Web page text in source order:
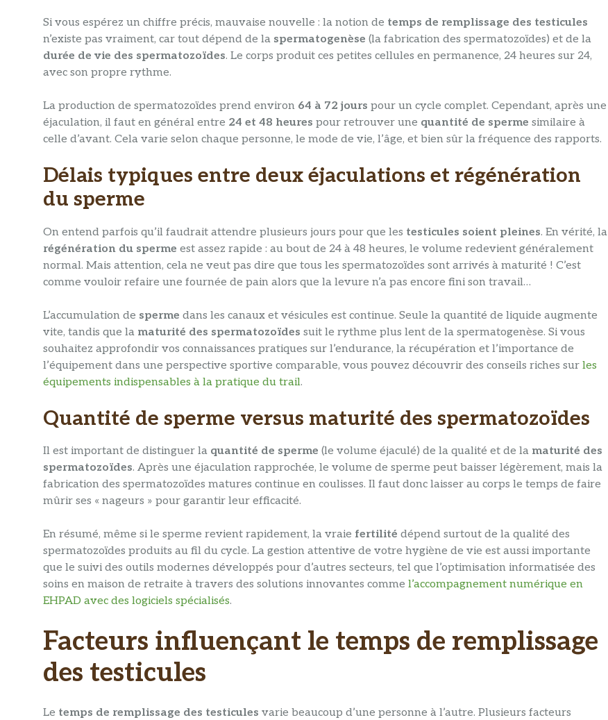
Si vous espérez un chiffre précis, mauvaise nouvelle : la notion de temps de remplissage des testicules
n’existe pas vraiment, car tout dépend de la spermatogenèse (la fabrication des spermatozoïdes) et de la
durée de vie des spermatozoïdes. Le corps produit ces petites cellules en permanence, 24 heures sur 24,
avec son propre rythme.
La production de spermatozoïdes prend environ 64 à 72 jours pour un cycle complet. Cependant, après une
éjaculation, il faut en général entre 24 et 48 heures pour retrouver une quantité de sperme similaire à
celle d’avant. Cela varie selon chaque personne, le mode de vie, l’âge, et bien sûr la fréquence des rapports.
Délais typiques entre deux éjaculations et régénération
du sperme
On entend parfois qu’il faudrait attendre plusieurs jours pour que les testicules soient pleines. En vérité, la
régénération du sperme est assez rapide : au bout de 24 à 48 heures, le volume redevient généralement
normal. Mais attention, cela ne veut pas dire que tous les spermatozoïdes sont arrivés à maturité ! C’est
comme vouloir refaire une fournée de pain alors que la levure n’a pas encore fini son travail…
L’accumulation de sperme dans les canaux et vésicules est continue. Seule la quantité de liquide augmente
vite, tandis que la maturité des spermatozoïdes suit le rythme plus lent de la spermatogenèse. Si vous
souhaitez approfondir vos connaissances pratiques sur l’endurance, la récupération et l’importance de
l’équipement dans une perspective sportive comparable, vous pouvez découvrir des conseils riches sur les
équipements indispensables à la pratique du trail.
Quantité de sperme versus maturité des spermatozoïdes
Il est important de distinguer la quantité de sperme (le volume éjaculé) de la qualité et de la maturité des
spermatozoïdes. Après une éjaculation rapprochée, le volume de sperme peut baisser légèrement, mais la
fabrication des spermatozoïdes matures continue en coulisses. Il faut donc laisser au corps le temps de faire
mûrir ses « nageurs » pour garantir leur efficacité.
En résumé, même si le sperme revient rapidement, la vraie fertilité dépend surtout de la qualité des
spermatozoïdes produits au fil du cycle. La gestion attentive de votre hygiène de vie est aussi importante
que le suivi des outils modernes développés pour d’autres secteurs, tel que l’optimisation informatisée des
soins en maison de retraite à travers des solutions innovantes comme l’accompagnement numérique en
EHPAD avec des logiciels spécialisés.
Facteurs influençant le temps de remplissage
des testicules
Le temps de remplissage des testicules varie beaucoup d’une personne à l’autre. Plusieurs facteurs